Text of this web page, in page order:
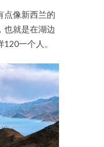
点像新西兰的
也就是在湖边
一个人。